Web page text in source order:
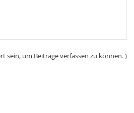
sein, um Beiträge verfassen zu können. )